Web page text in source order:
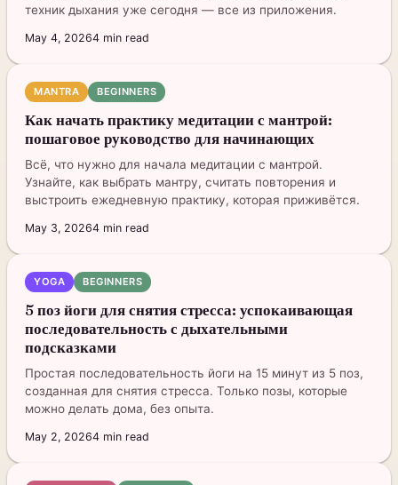
техник дыхания уже сегодня — все из приложения.
May 4, 20264 min read
MANTRA BEGINNERS
Как начать практику медитации с мантрой:
пошаговое руководство для начинающих
Всё, что нужно для начала медитации с мантрой.
Узнайте, как выбрать мантру, считать повторения и
выстроить ежедневную практику, которая приживётся.
May 3, 20264 min read
YOGA BEGINNERS
5 поз йоги для снятия стресса: успокаивающая
последовательность с дыхательными
подсказками
Простая последовательность йоги на 15 минут из 5 поз,
созданная для снятия стресса. Только позы, которые
можно делать дома, без опыта.
May 2, 20264 min read